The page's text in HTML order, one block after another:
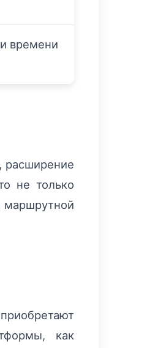
времени
расширение
не только
маршрутной
как